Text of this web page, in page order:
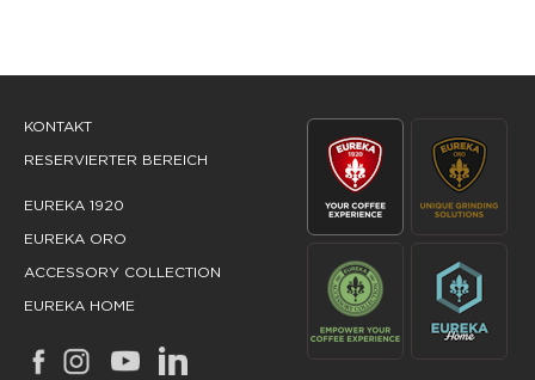
KONTAKT
RESERVIERTER BEREICH
EUREKA 1920
EUREKA ORO
ACCESSORY COLLECTION
EUREKA HOME